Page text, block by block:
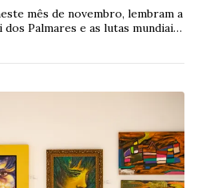
mês de novembro, lembram a
Palmares e as lutas mundiais